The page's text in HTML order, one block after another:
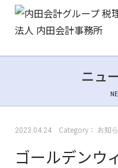
ニュ
2023.04.24 Category： お知
ゴールデンウ